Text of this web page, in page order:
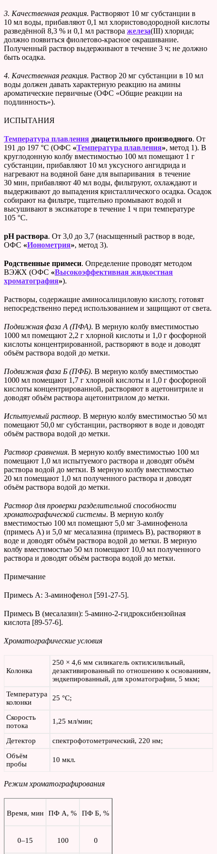
3. Качественная реакция. Растворяют 10 мг субстанции в
10 мл воды, прибавляют 0,1 мл хлористоводородной кислоты
разведённой 8,3 % и 0,1 мл раствора железа(III) хлорида;
должно появиться фиолетово-красное окрашивание.
Полученный раствор выдерживают в течение 3 ч; не должно
быть осадка.
4. Качественная реакция. Раствор 20 мг субстанции в 10 мл
воды должен давать характерную реакцию на амины
ароматические первичные (ОФС «Общие реакции на
подлинность»).
ИСПЫТАНИЯ
Температура плавления диацетильного производного. От
191 до 197 °С (ОФС «Температура плавления», метод 1). В
круглодонную колбу вместимостью 100 мл помещают 1 г
субстанции, прибавляют 10 мл уксусного ангидрида и
нагревают на водяной бане для выпаривания в течение
30 мин, прибавляют 40 мл воды, фильтруют, охлаждают и
выдерживают до выпадения кристаллического осадка. Осадок
собирают на фильтре, тщательно промывают водой и
высушивают в эксикаторе в течение 1 ч при температуре
105 °С.
pHраствора. От 3,0 до 3,7 (насыщенный раствор в воде,
ОФС «Ионометрия», метод 3).
Родственные примеси. Определение проводят методом
ВЭЖХ (ОФС «Высокоэффективная жидкостная
хроматография»).
Растворы, содержащие аминосалициловую кислоту, готовят
непосредственно перед использованием и защищают от света.
Подвижная фаза А (ПФА). В мерную колбу вместимостью
1000 мл помещают 2,2 г хлорной кислоты и 1,0 г фосфорной
кислоты концентрированной, растворяют в воде и доводят
объём раствора водой до метки.
Подвижная фаза Б (ПФБ). В мерную колбу вместимостью
1000 мл помещают 1,7 г хлорной кислоты и 1,0 г фосфорной
кислоты концентрированной, растворяют в ацетонитриле и
доводят объём раствора ацетонитрилом до метки.
Испытуемый раствор. В мерную колбу вместимостью 50 мл
помещают 50,0 мг субстанции, растворяют в воде и доводят
объём раствора водой до метки.
Раствор сравнения. В мерную колбу вместимостью 100 мл
помещают 1,0 мл испытуемого раствора и доводят объём
раствора водой до метки. В мерную колбу вместимостью
20 мл помещают 1,0 мл полученного раствора и доводят
объём раствора водой до метки.
Раствор для проверки разделительной способности
хроматографической системы. В мерную колбу
вместимостью 100 мл помещают 5,0 мг 3-аминофенола
(примесь А) и 5,0 мг месалазина (примесь В), растворяют в
воде и доводят объём раствора водой до метки. В мерную
колбу вместимостью 50 мл помещают 10,0 мл полученного
раствора и доводят объём раствора водой до метки.
Примечание
Примесь А: 3-аминофенол [591-27-5].
Примесь В (месалазин): 5-амино-2-гидроксибензойная
кислота [89-57-6].
Хроматографические условия
Колонка
250 × 4,6 мм силикагель октилсилильный,
дезактивированный по отношению к основаниям,
эндкепированный, для хроматографии, 5 мкм;
Температура
колонки
25 °С;
Скорость
потока
1,25 мл/мин;
Детектор
спектрофотометрический, 220 нм;
Объём
пробы
10 мкл.
Режим хроматографирования
Время, мин ПФ А, % ПФ Б, %
0–15 100 0